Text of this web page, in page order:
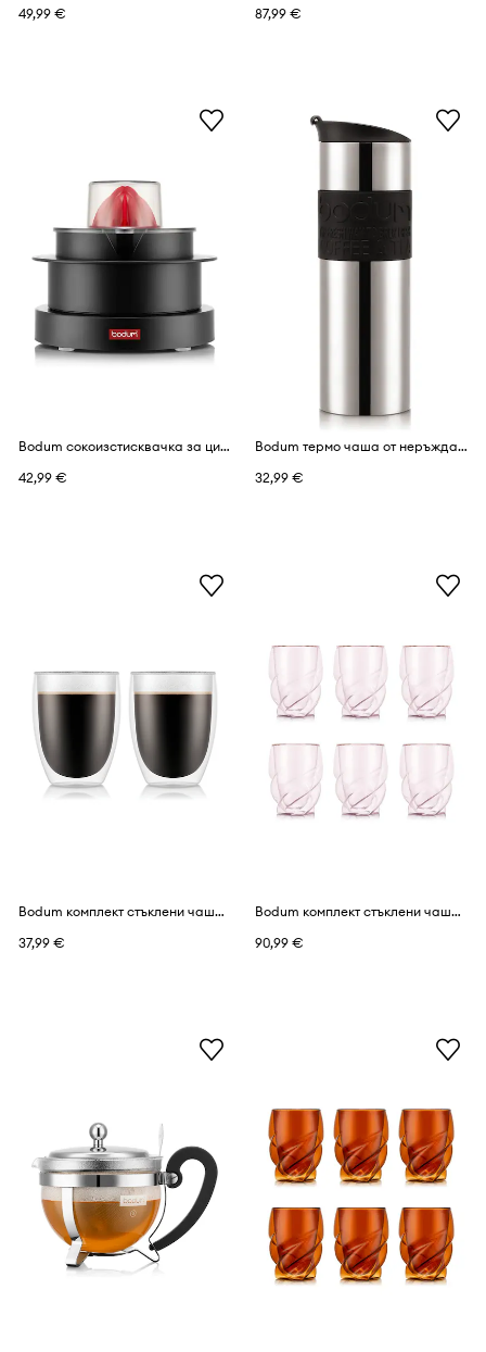
49,99 €
87,99 €
Bodum сокоизстисквачка за цитрусови плодове от пластмаса 29 x 13,3 x 22,6 cm
42,99 €
Bodum термо чаша от неръждаема стомана 0,60 l
32,99 €
Bodum комплект стъклени чаши от боросиликатно стъкло 0,35 l
37,99 €
Bodum комплект стъклени чаши от боросиликатно стъкло 0,27 l
90,99 €